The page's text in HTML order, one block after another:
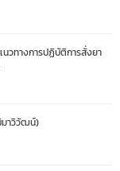
นวทางการปฏิบัติการสั่งยา
าวิวัฒน์)